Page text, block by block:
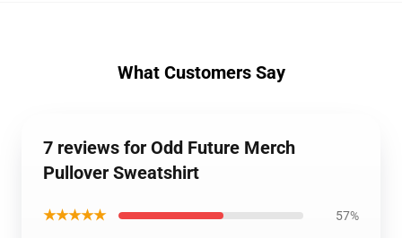
What Customers Say
7 reviews for Odd Future Merch
Pullover Sweatshirt
★★★★★ 57%